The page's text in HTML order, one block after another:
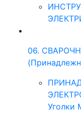
06.
Уголки